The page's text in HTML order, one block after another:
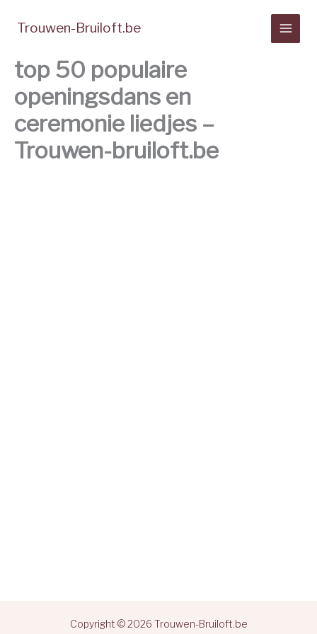
naar
inhoud
Trouwen-Bruiloft.be
top 50 populaire
openingsdans en
ceremonie liedjes –
Trouwen-bruiloft.be
Copyright © 2026 Trouwen-Bruiloft.be